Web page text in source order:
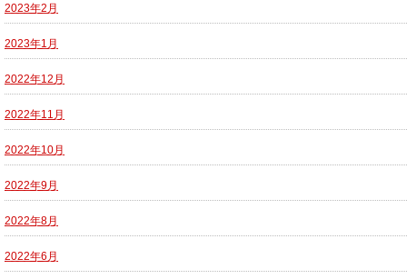
2023年2月
2023年1月
2022年12月
2022年11月
2022年10月
2022年9月
2022年8月
2022年6月